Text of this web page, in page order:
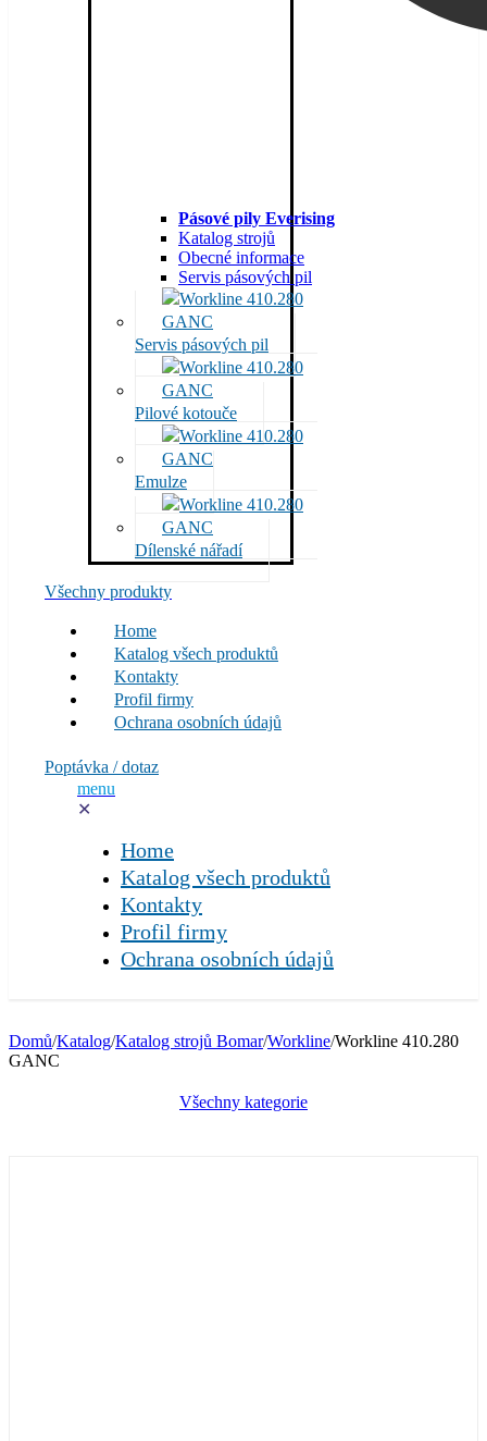
Pásové pily Everising
Katalog strojů
Obecné informace
Servis pásových pil
Servis pásových pil
Pilové kotouče
Emulze
Dílenské nářadí
Všechny produkty
Home
Katalog všech produktů
Kontakty
Profil firmy
Ochrana osobních údajů
Poptávka / dotaz
menu
✕
Home
Katalog všech produktů
Kontakty
Profil firmy
Ochrana osobních údajů
Domů/Katalog/Katalog strojů Bomar/Workline/Workline 410.280
GANC
Všechny kategorie